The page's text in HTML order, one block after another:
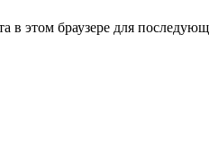
в этом браузере для